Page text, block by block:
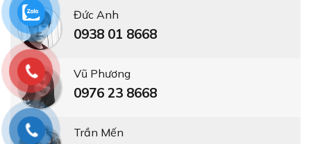
Đức Anh
0938 01 8668
Vũ Phương
0976 23 8668
Trần Mến